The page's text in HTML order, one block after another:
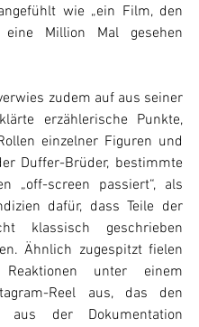
wie „ein Film, den
Million Mal gesehen
zudem auf aus seiner
erzählerische Punkte,
einzelner Figuren und
Duffer-Brüder, bestimmte
„off-screen passiert“, als
dafür, dass Teile der
klassisch geschrieben
Ähnlich zugespitzt fielen
Reaktionen unter einem
Reel aus, das den
aus der Dokumentation